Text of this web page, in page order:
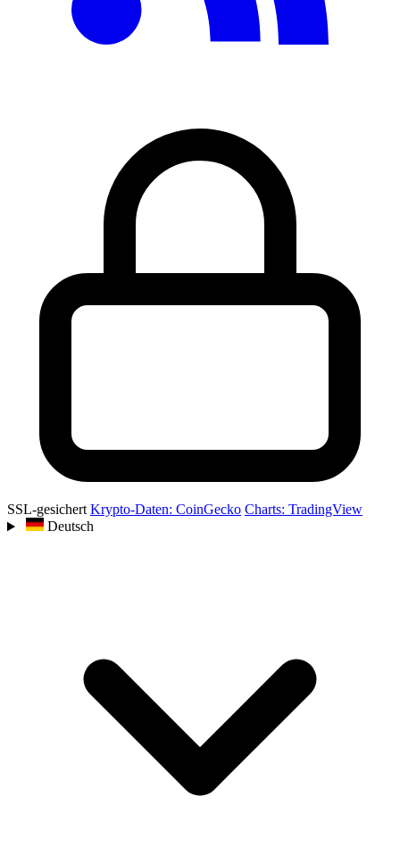
SSL-gesichert Krypto-Daten: CoinGecko Charts: TradingView
Deutsch